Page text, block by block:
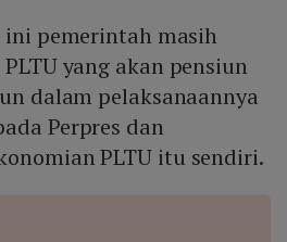
pemerintah masih
yang akan pensiun
dalam pelaksanaannya
Perpres dan
PLTU itu sendiri.